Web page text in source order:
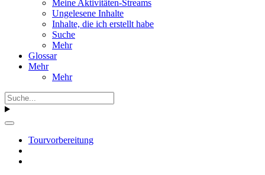
Meine Aktivitäten-Streams
Ungelesene Inhalte
Inhalte, die ich erstellt habe
Suche
Mehr
Glossar
Mehr
Mehr
Tourvorbereitung